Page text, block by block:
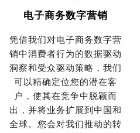
电子商务数字营销
凭借我们对电子商务数字营
销中消费者行为的数据驱动
洞察和受众驱动策略，我们
可以精确定位您的潜在客
户，使其在竞争中脱颖而
出，并将业务扩展到中国和
全球。您会对我们推动的转